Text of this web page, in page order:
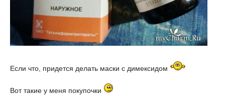
Если что, придется делать маски с димексидом
Вот такие у меня покупочки